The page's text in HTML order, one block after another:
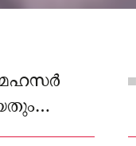
മഹസർ